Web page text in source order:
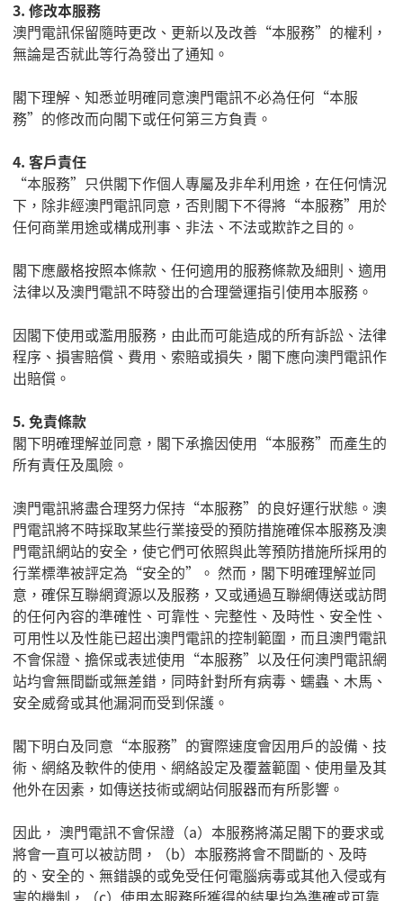
3. 修改本服務
澳門電訊保留隨時更改、更新以及改善 “本服務” 的權利，
無論是否就此等行為發出了通知。
閣下理解、知悉並明確同意澳門電訊不必為任何 “本服
務” 的修改而向閣下或任何第三方負責。
4. 客戶責任
“本服務” 只供閣下作個人專屬及非牟利用途，在任何情況
下，除非經澳門電訊同意，否則閣下不得將 “本服務” 用於
任何商業用途或構成刑事、非法、不法或欺詐之目的。
閣下應嚴格按照本條款、任何適用的服務條款及細則、適用
法律以及澳門電訊不時發出的合理營運指引使用本服務。
因閣下使用或濫用服務，由此而可能造成的所有訴訟、法律
程序、損害賠償、費用、索賠或損失， 閣下應向澳門電訊作
出賠償。
5. 免責條款
閣下明確理解並同意，閣下承擔因使用 “本服務” 而產生的
所有責任及風險。
澳門電訊將盡合理努力保持 “本服務” 的良好運行狀態。澳
門電訊將不時採取某些行業接受的預防措施確保本服務及澳
門電訊網站的安全，使它們可依照與此等預防措施所採用的
行業標準被評定為 “安全的”
。 然而，閣下明確理解並同
意，確保互聯網資源以及服務，又或通過互聯網傳送或訪問
的任何內容的準確性、可靠性、完整性、及時性、安全性、
可用性以及性能已超出澳門電訊的控制範圍，而且澳門電訊
不會保證、擔保或表述使用 “本服務” 以及任何澳門電訊網
站均會無間斷或無差錯，同時針對所有病毒、蠕蟲、木馬、
安全威脅或其他漏洞而受到保護。
閣下明白及同意 “本服務” 的實際速度會因用戶的設備、技
術、網絡及軟件的使用、網絡設定及覆蓋範圍、使用量及其
他外在因素，如傳送技術或網站伺服器而有所影響。
因此， 澳門電訊不會保證（a）本服務將滿足閣下的要求或
將會一直可以被訪問，（b）本服務將會不間斷的、及時
的、安全的、無錯誤的或免受任何電腦病毒或其他入侵或有
害的機制，（c）使用本服務所獲得的結果均為準確或可靠